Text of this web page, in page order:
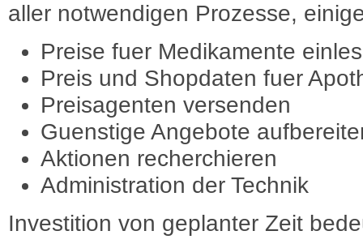
aller notwendigen Prozesse,
Preise fuer Medikamente
Preis und Shopdaten fuer
Preisagenten versenden
Guenstige Angebote
Aktionen recherchieren
Administration der Technik
Investition von geplanter Zeit